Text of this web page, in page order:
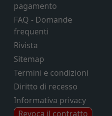
pagamento
FAQ - Domande
frequenti
Rivista
Sitemap
Termini e condizioni
Diritto di recesso
Informativa privacy
Revoca il contratto